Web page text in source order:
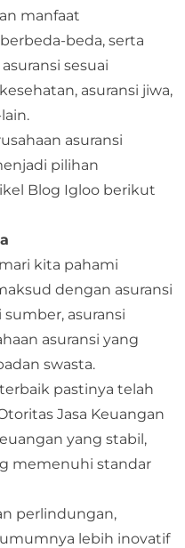
manfaat
beda, serta
sesuai
asuransi jiwa,
asuransi
pilihan
Blog Igloo berikut
kita pahami
dengan asuransi
asuransi
asuransi yang
swasta.
pastinya telah
Jasa Keuangan
yang stabil,
memenuhi standar
perlindungan,
lebih inovatif